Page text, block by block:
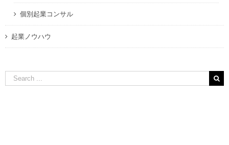
個別起業コンサル
起業ノウハウ
Search
for: